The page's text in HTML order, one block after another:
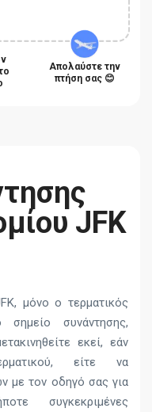
Απολαύστε την
πτήση σας 😊
JFK
μόνο ο τερματικός
συνάντησης,
εκεί, εάν
είτε να
με τον οδηγό σας για
συγκεκριμένες